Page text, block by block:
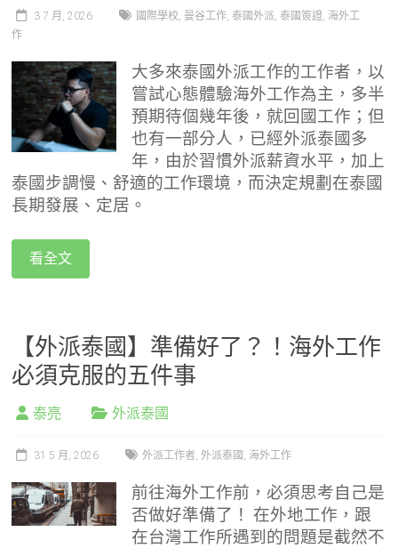
3 7 月, 2026 國際學校, 曼谷工作,泰國外派,泰國簽證, 海外工
作
大多來泰國外派工作的工作者，以
嘗試心態體驗海外工作為主，多半
預期待個幾年後，就回國工作；但
也有一部分人，已經外派泰國多
年，由於習慣外派薪資水平，加上
泰國步調慢、舒適的工作環境，而決定規劃在泰國
長期發展、定居。
看全文
【外派泰國】準備好了？！海外工作
必須克服的五件事
泰亮 外派泰國
31 5 月, 2026 外派工作者,外派泰國 , 海外工作
前往海外工作前，必須思考自己是
否做好準備了！ 在外地工作，跟
在台灣工作所遇到的問題是截然不